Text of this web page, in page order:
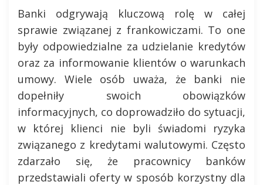
Banki odgrywają kluczową rolę w całej
sprawie związanej z frankowiczami. To one
były odpowiedzialne za udzielanie kredytów
oraz za informowanie klientów o warunkach
umowy. Wiele osób uważa, że banki nie
dopełniły swoich obowiązków
informacyjnych, co doprowadziło do sytuacji,
w której klienci nie byli świadomi ryzyka
związanego z kredytami walutowymi. Często
zdarzało się, że pracownicy banków
przedstawiali oferty w sposób korzystny dla